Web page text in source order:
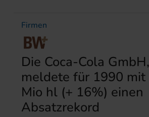
Firmen
Die Coca-Cola
meldete für 1990 mit
Mio hl (+ 16%) einen
Absatzrekord